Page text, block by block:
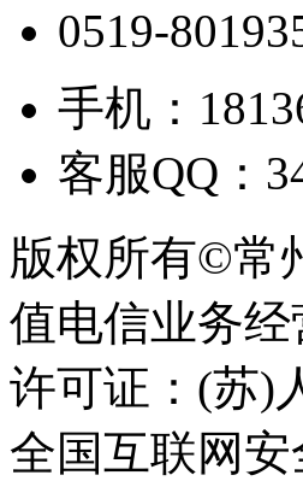
0519-
手机：
客服QQ：
版权所有©常
值电信业务
许可证：(苏)
全国互联网